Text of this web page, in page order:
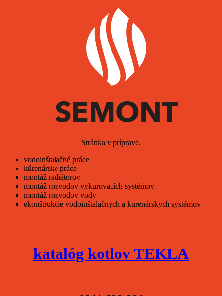
Stránka v príprave.
vodoinštalačné práce
kúrenárske práce
montáž radiátorov
montáž rozvodov vykurovacích systémov
montáž rozvodov vody
ekonštrukcie vodoinštalačných a kurenárskych systémov
katalóg kotlov TEKLA